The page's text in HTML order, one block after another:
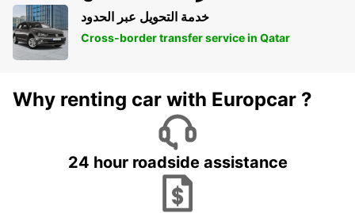
خدمة التحويل عبر الحدود
Cross-border transfer service in Qatar
Why renting car with Europcar ?
24 hour roadside assistance